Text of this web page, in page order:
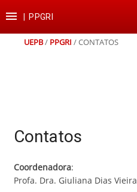
para
conteúdo
para
para
para
rodapé
 PPGRI
UEPB/ PPGRI /CONTATOS
Contatos
Coordenadora:
Profa. Dra. Giuliana Dias Vieira